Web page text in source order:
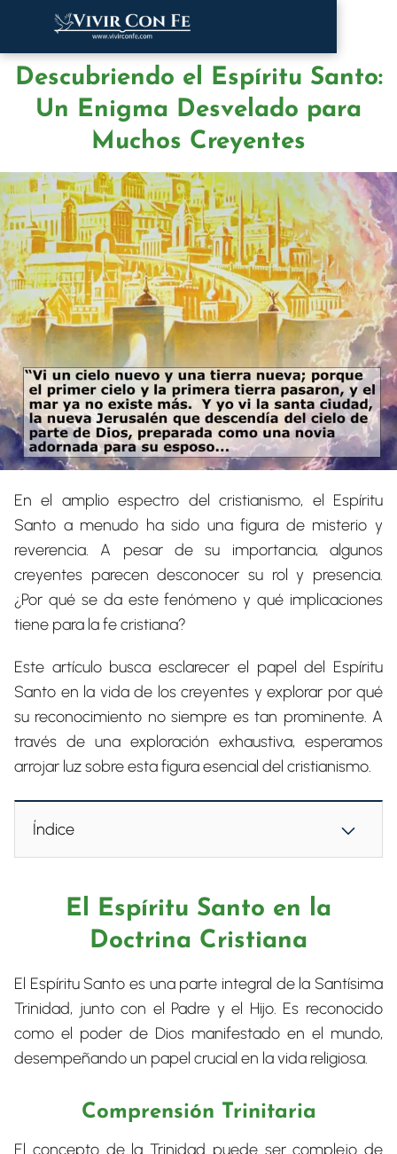
Descubriendo el Espíritu Santo:
Un Enigma Desvelado para
Muchos Creyentes
En el amplio espectro del cristianismo, el Espíritu
Santo a menudo ha sido una figura de misterio y
reverencia. A pesar de su importancia, algunos
creyentes parecen desconocer su rol y presencia.
¿Por qué se da este fenómeno y qué implicaciones
tiene para la fe cristiana?
Este artículo busca esclarecer el papel del Espíritu
Santo en la vida de los creyentes y explorar por qué
su reconocimiento no siempre es tan prominente. A
través de una exploración exhaustiva, esperamos
arrojar luz sobre esta figura esencial del cristianismo.
Índice
El Espíritu Santo en la
Doctrina Cristiana
El Espíritu Santo es una parte integral de la Santísima
Trinidad, junto con el Padre y el Hijo. Es reconocido
como el poder de Dios manifestado en el mundo,
desempeñando un papel crucial en la vida religiosa.
Comprensión Trinitaria
El concepto de la Trinidad puede ser complejo de